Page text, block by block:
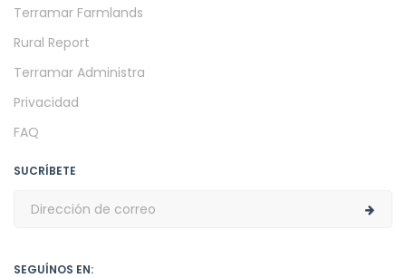
Terramar Farmlands
Rural Report
Terramar Administra
Privacidad
FAQ
SUCRÍBETE
SEGUÍNOS EN: